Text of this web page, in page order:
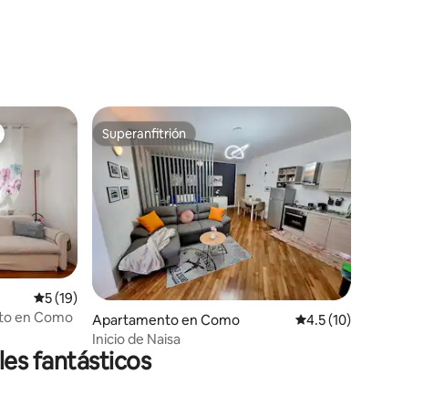
Calificación promedio: 5 de 5, 19 reseñas
5 (19)
en Como
Superanfitrión
Superanfitrión
Apartamento en Como Calificación
4.5 (10)
Inicio de Naisa
fantásticos